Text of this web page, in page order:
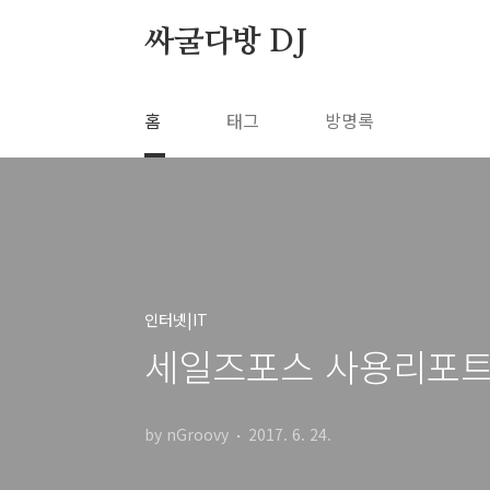
싸굴다방 DJ
홈 태그 방명록
인터넷|IT
세일즈포스 사용리포
by nGroovy 2017. 6. 24.